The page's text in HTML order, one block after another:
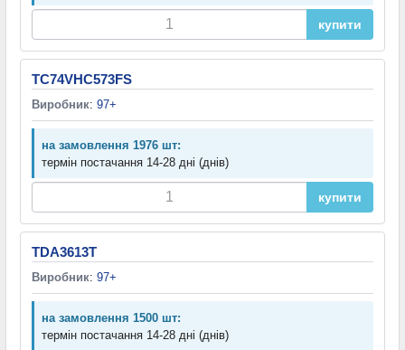
купити
TC74VHC573FS
Виробник: 97+
на замовлення 1976 шт:
термін постачання 14-28 дні (днів)
купити
TDA3613T
Виробник: 97+
на замовлення 1500 шт:
термін постачання 14-28 дні (днів)